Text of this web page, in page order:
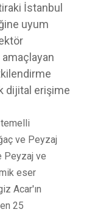
İstanbul
uyum
dijital erişime
ve Peyzaj
Peyzaj ve
eser
Acar'ın
25